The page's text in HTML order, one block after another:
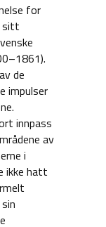
for
sitt
de
impulser
innpass
av
i
ikke hatt